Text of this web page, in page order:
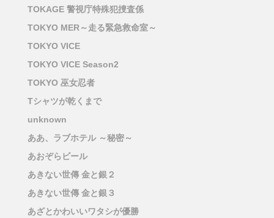
TOKAGE 警視庁特殊犯捜査係
TOKYO MER～走る緊急救命室～
TOKYO VICE
TOKYO VICE Season2
TOKYO 巫女忍者
Tシャツが乾くまで
unknown
ああ、ラブホテル ～秘密～
あおぞらビール
あきない世傳 金と銀２
あきない世傳 金と銀３
あざとかわいいワタシが優勝